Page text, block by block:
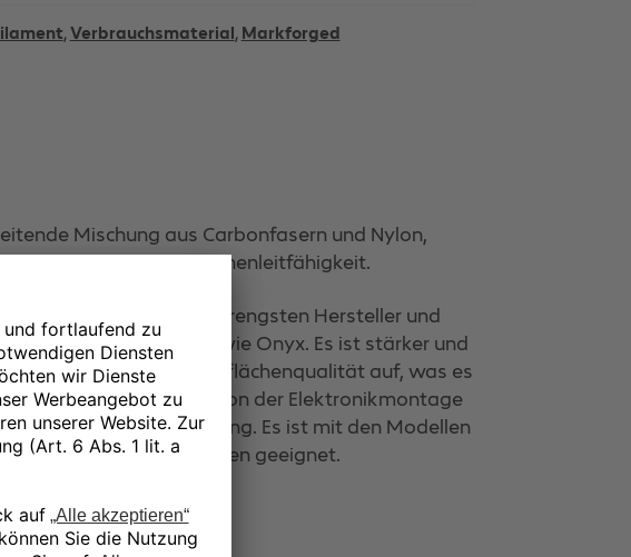
,Verbrauchsmaterial, Markforged
Mischung aus Carbonfasern und Nylon,
Bereich der Oberflächenleitfähigkeit.
Anforderungen der strengsten Hersteller und
Druckqualität wie Onyx. Es ist stärker und
nahezu perfekte Oberflächenqualität auf, was es
macht, von der Elektronikmontage
Prozessautomatisierung. Es ist mit den Modellen
industrielle Anwendungen geeignet.